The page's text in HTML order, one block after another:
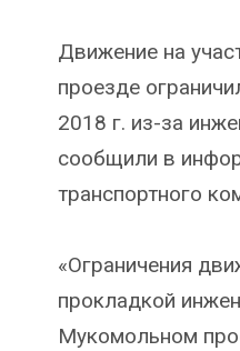
Движение на
проезде
2018 г. из-за
сообщили в
транспортного
«Ограничения
прокладкой
Мукомольном